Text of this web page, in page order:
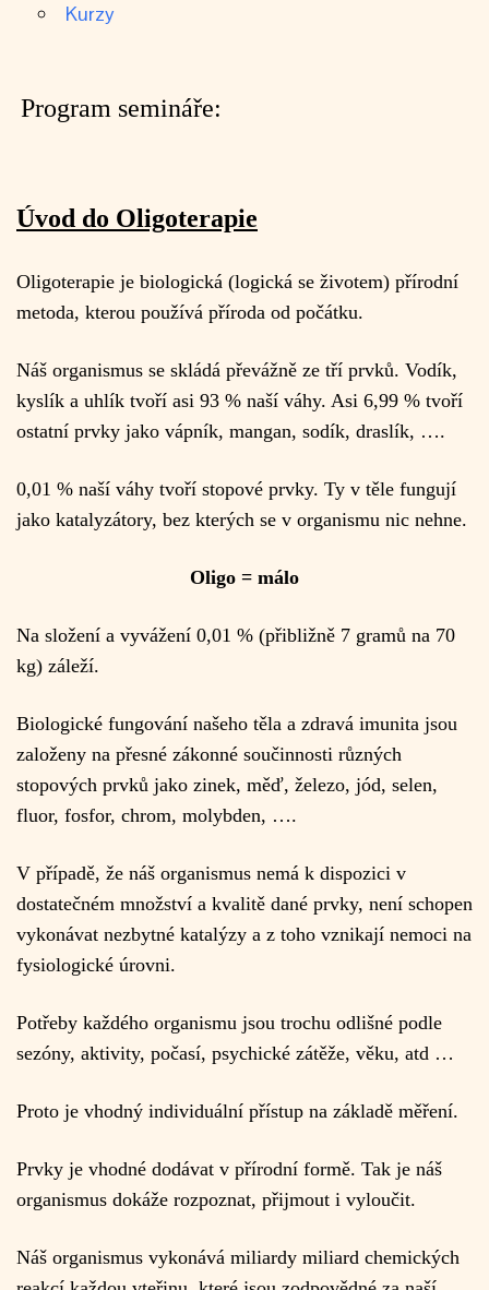
Kurzy
Program semináře:
Úvod do Oligoterapie
Oligoterapie je biologická (logická se životem) přírodní
metoda, kterou používá příroda od počátku.
Náš organismus se skládá převážně ze tří prvků. Vodík,
kyslík a uhlík tvoří asi 93 % naší váhy. Asi 6,99 % tvoří
ostatní prvky jako vápník, mangan, sodík, draslík, ….
0,01 % naší váhy tvoří stopové prvky. Ty v těle fungují
jako katalyzátory, bez kterých se v organismu nic nehne.
Oligo = málo
Na složení a vyvážení 0,01 % (přibližně 7 gramů na 70
kg) záleží.
Biologické fungování našeho těla a zdravá imunita jsou
založeny na přesné zákonné součinnosti různých
stopových prvků jako zinek, měď, železo, jód, selen,
fluor, fosfor, chrom, molybden, ….
V případě, že náš organismus nemá k dispozici v
dostatečném množství a kvalitě dané prvky, není schopen
vykonávat nezbytné katalýzy a z toho vznikají nemoci na
fysiologické úrovni.
Potřeby každého organismu jsou trochu odlišné podle
sezóny, aktivity, počasí, psychické zátěže, věku, atd …
Proto je vhodný individuální přístup na základě měření.
Prvky je vhodné dodávat v přírodní formě. Tak je náš
organismus dokáže rozpoznat, přijmout i vyloučit.
Náš organismus vykonává miliardy miliard chemických